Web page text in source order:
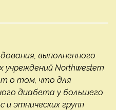
выполненного
учреждений Northwestern
о том, что для
диабета у большего
и этнических групп